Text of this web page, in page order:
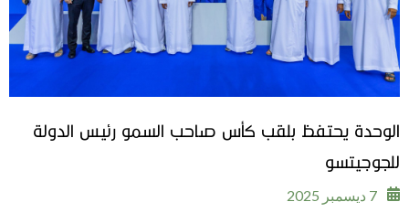
الوحدة يحتفظ بلقب كأس صاحب السمو رئيس الدولة
للجوجيتسو
7 ديسمبر 2025